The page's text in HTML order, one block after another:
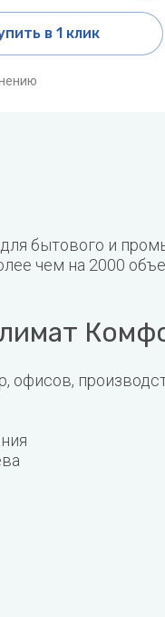
в 1 клик
бытового и
чем на 2000
офисов,